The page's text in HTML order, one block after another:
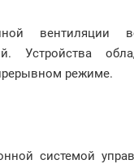
вентиляции
Устройства
режиме.
системой